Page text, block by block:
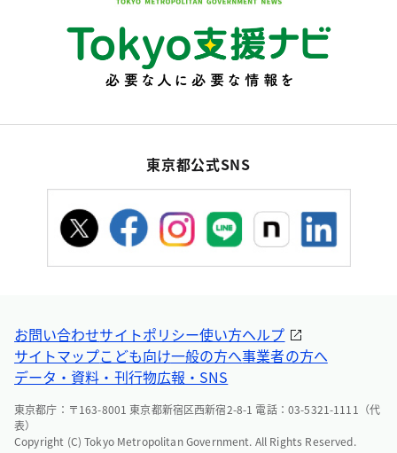
東京都公式SNS
お問い合わせサイトポリシー使い方ヘルプ
サイトマップこども向け一般の方へ事業者の方へ
データ・資料・刊行物広報・SNS
東京都庁：〒163-8001 東京都新宿区西新宿2-8-1 電話：03-5321-1111（代
表）
Copyright (C) Tokyo Metropolitan Government. All Rights Reserved.